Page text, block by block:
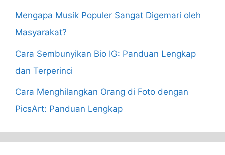
Mengapa Musik Populer Sangat Digemari oleh
Masyarakat?
Cara Sembunyikan Bio IG: Panduan Lengkap
dan Terperinci
Cara Menghilangkan Orang di Foto dengan
PicsArt: Panduan Lengkap